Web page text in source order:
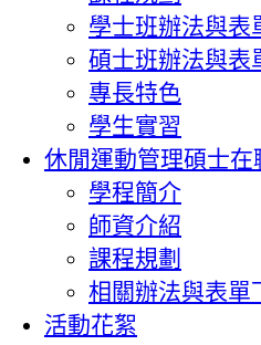
學士班辦法與表
碩士班辦法與表
專長特色
學生實習
休閒運動管理碩士在
學程簡介
師資介紹
課程規劃
相關辦法與表單
活動花絮